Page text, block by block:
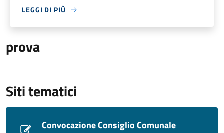
LEGGI DI PIÙ
prova
Siti tematici
Convocazione Consiglio Comunale